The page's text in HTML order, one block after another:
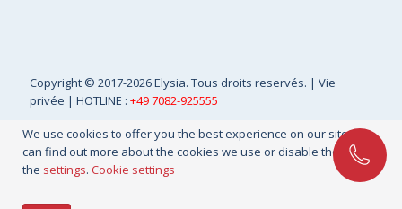
Copyright © 2017-2026 Elysia. Tous droits reservés. |Vie
privée | HOTLINE :+49 7082-925555
We use cookies to offer you the best experience on our site. You
can find out more about the cookies we use or disable them in
the settings. Cookie settings